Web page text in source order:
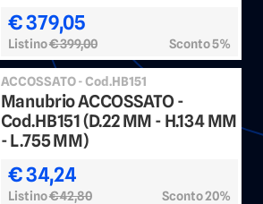
€ 379,05
Listino€ 399,00 Sconto 5%
ACCOSSATO - Cod.HB151
Manubrio ACCOSSATO -
Cod.HB151 (D.22 MM - H.134 MM
- L.755 MM)
€ 34,24
Listino€ 42,80 Sconto 20%